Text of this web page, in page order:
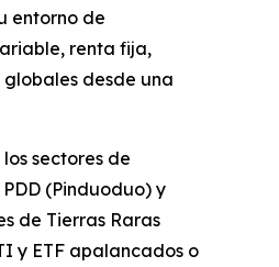
entorno de
renta fija,
desde una
sectores de
(Pinduoduo) y
de Tierras Raras
y ETF apalancados o